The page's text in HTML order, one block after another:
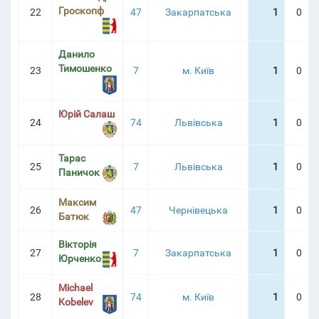
22
Гроскопф
47 Закарпатська 1
23
Данило
Тимошенко
7 м. Київ 1
24
Юрій Салаш
74 Львівська 1
25
Тарас
Паничок
7 Львівська 1
26
Максим
Батюк
47 Чернівецька 1
27
Вікторія
Юрченко
7 Закарпатська 1
28
Michael
Kobelev
74 м. Київ 1